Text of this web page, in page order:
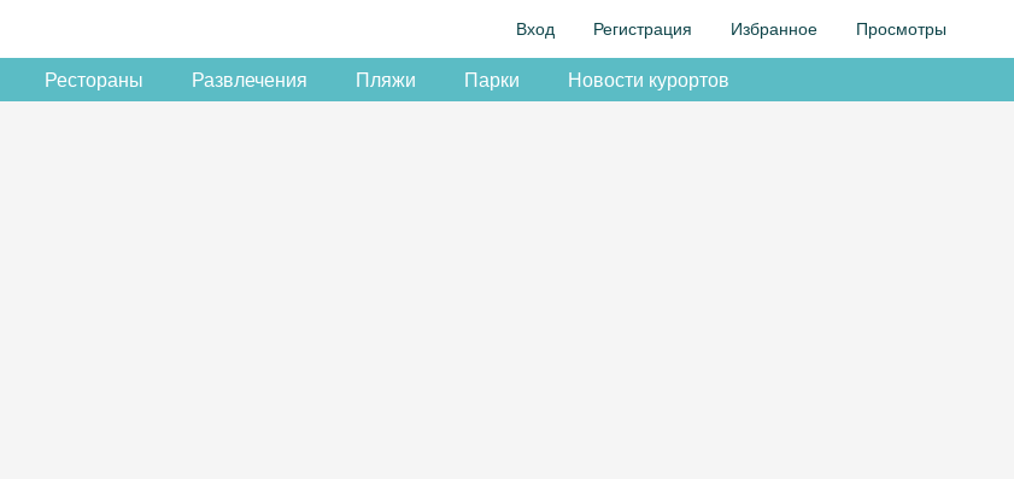
Вход Регистрация Избранное Просмотры
Рестораны Развлечения Пляжи Парки Новости курортов